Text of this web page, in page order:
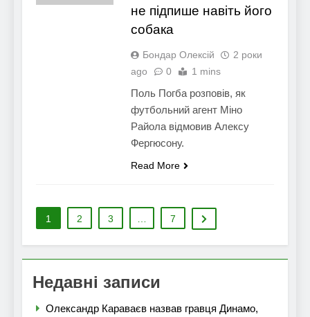
не підпише навіть його
собака
Бондар Олексій
2 роки
ago
0 1 mins
Поль Погба розповів, як
футбольний агент Міно
Райола відмовив Алексу
Фергюсону.
Read More
1 2 3 7
Недавні записи
Олександр Караваєв назвав гравця Динамо,